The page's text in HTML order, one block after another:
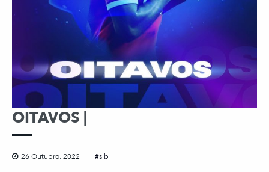
OITAVOS |
26 Outubro, 2022 slb